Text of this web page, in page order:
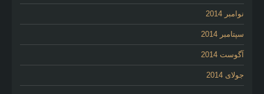
نوامبر 2014
سپتامبر 2014
آگوست 2014
جولای 2014